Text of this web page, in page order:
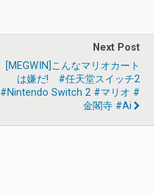
Next Post
[MEGWIN]こんなマリオカート
は嫌だ! #任天堂スイッチ2
#Nintendo Switch 2 #マリオ #
金閣寺 #ai